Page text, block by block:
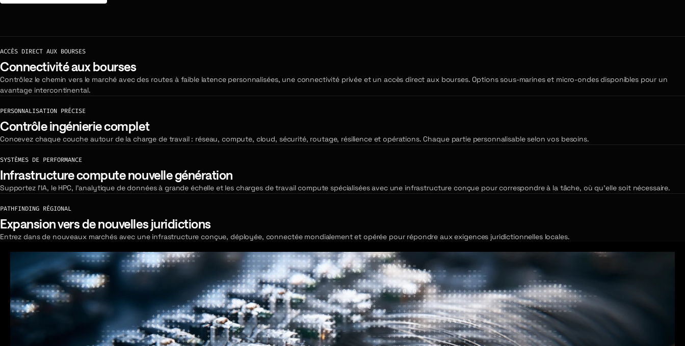
ACCÈS DIRECT AUX BOURSES
Connectivité aux bourses
Contrôlez le chemin vers le marché avec des routes à faible latence personnalisées, une connectivité privée et un accès direct aux bourses. Options sous-marines et micro-ondes disponibles pour un
avantage intercontinental.
PERSONNALISATION PRÉCISE
Contrôle ingénierie complet
Concevez chaque couche autour de la charge de travail : réseau, compute, cloud, sécurité, routage, résilience et opérations. Chaque partie personnalisable selon vos besoins.
SYSTÈMES DE PERFORMANCE
Infrastructure compute nouvelle génération
Supportez l'IA, le HPC, l'analytique de données à grande échelle et les charges de travail compute spécialisées avec une infrastructure conçue pour correspondre à la tâche, où qu'elle soit nécessaire.
PATHFINDING RÉGIONAL
Expansion vers de nouvelles juridictions
Entrez dans de nouveaux marchés avec une infrastructure conçue, déployée, connectée mondialement et opérée pour répondre aux exigences juridictionnelles locales.